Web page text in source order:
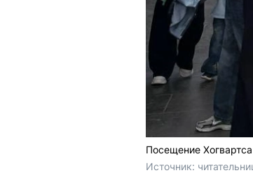
Посещение
Источник: